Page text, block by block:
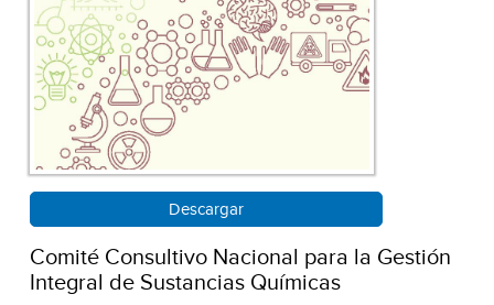
Descargar
Comité Consultivo Nacional para la Gestión
Integral de Sustancias Químicas